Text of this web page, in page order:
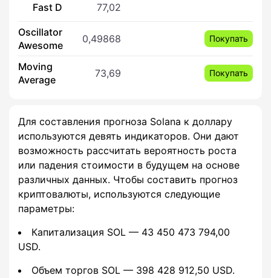
Fast D
77,02
Oscillator
Awesome
0,49868 Покупать
Moving
Average
73,69 Покупать
Для составления прогноза Solana к доллару
используются девять индикаторов. Они дают
возможность рассчитать вероятность роста
или падения стоимости в будущем на основе
различных данных. Чтобы составить прогноз
криптовалюты, используются следующие
параметры:
Капитализация SOL — 43 450 473 794,00
USD.
Объем торгов SOL — 398 428 912,50 USD.